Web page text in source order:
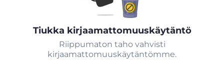
Tiukka kirjaamattomuuskäytäntö
Riippumaton taho vahvisti
kirjaamattomuuskäytäntömme.